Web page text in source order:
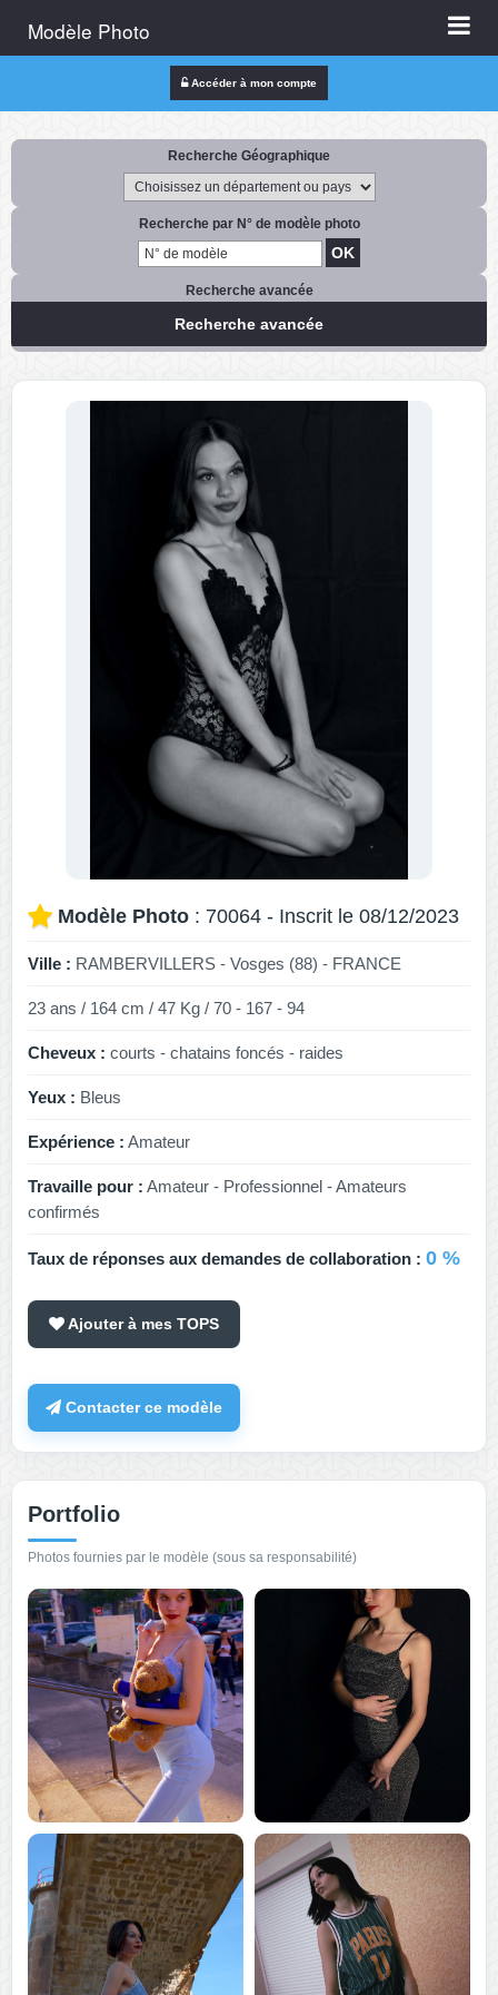
Modèle Photo
Accéder à mon compte
Recherche Géographique
Recherche par N° de modèle photo
Recherche avancée
Recherche avancée
Modèle Photo : 70064 - Inscrit le 08/12/2023
Ville : RAMBERVILLERS - Vosges (88) - FRANCE
23 ans / 164 cm / 47 Kg / 70 - 167 - 94
Cheveux : courts - chatains foncés - raides
Yeux : Bleus
Expérience : Amateur
Travaille pour : Amateur - Professionnel - Amateurs
confirmés
Taux de réponses aux demandes de collaboration : 0 %
Ajouter à mes TOPS
Contacter ce modèle
Portfolio
Photos fournies par le modèle (sous sa responsabilité)